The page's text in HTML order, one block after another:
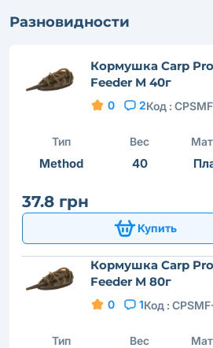
Разновидности
Кормушка Carp
Feeder M 40г
0 2Код :
Тип
Method
Вес
40
37.8 грн
Купить
Кормушка Carp
Feeder M 80г
0 1Код :
Тип Вес